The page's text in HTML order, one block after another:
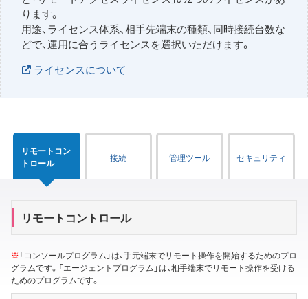
ります。
用途、ライセンス体系、相手先端末の種類、同時接続台数な
どで、運用に合うライセンスを選択いただけます。
ライセンスについて
リモートコン
トロール
接続 管理ツール セキュリティ
リモートコントロール
※「コンソールプログラム」は、手元端末でリモート操作を開始するためのプロ
グラムです。「エージェントプログラム」は、相手端末でリモート操作を受ける
ためのプログラムです。